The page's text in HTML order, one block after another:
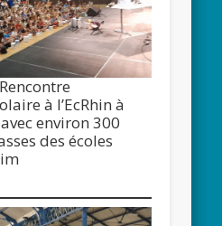
à l’EcRhin à
environ 300
des écoles